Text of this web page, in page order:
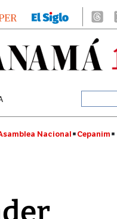
Nacional Cepanim